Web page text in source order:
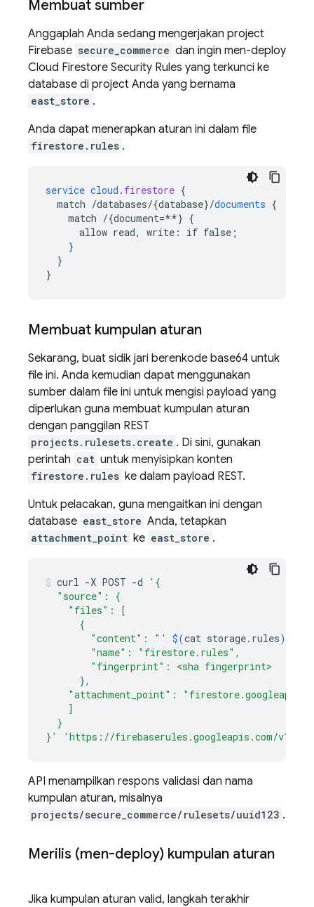
Membuat sumber
Anggaplah Anda sedang mengerjakan project
Firebase secure_commerce dan ingin men-deploy
Cloud Firestore Security Rules yang terkunci ke
database di project Anda yang bernama
east_store .
Anda dapat menerapkan aturan ini dalam file
firestore.rules .
service cloud . firestore {
match /databases/{database}/documents {
match /{document=**} {
allow read, write : if false ;
}
}
}
Membuat kumpulan aturan
Sekarang, buat sidik jari berenkode base64 untuk
file ini. Anda kemudian dapat menggunakan
sumber dalam file ini untuk mengisi payload yang
diperlukan guna membuat kumpulan aturan
dengan panggilan REST
projects.rulesets.create . Di sini, gunakan
perintah cat untuk menyisipkan konten
firestore.rules ke dalam payload REST.
Untuk pelacakan, guna mengaitkan ini dengan
database east_store Anda, tetapkan
attachment_point ke east_store .
curl -X POST -d
'{
  "source": {
    "files": [
      {
        "content": "'
$(cat storage.rules)
        "name": "firestore.rules",
        "fingerprint": <sha fingerprint>
      },
"attachment_point":
    ]
  }
}'
'https://firebaserules.googleapis.com/v1/
API menampilkan respons validasi dan nama
kumpulan aturan, misalnya
projects/secure_commerce/rulesets/uuid123 .
Merilis (men-deploy) kumpulan aturan
Jika kumpulan aturan valid, langkah terakhir